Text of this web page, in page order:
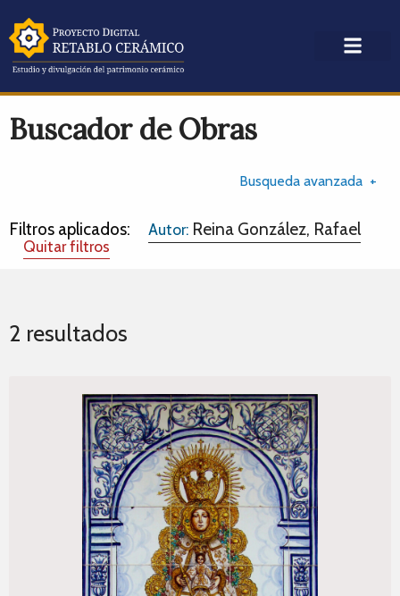
Buscador de Obras
Busqueda avanzada
Filtros aplicados: Autor: Reina González, Rafael
Quitar filtros
2 resultados